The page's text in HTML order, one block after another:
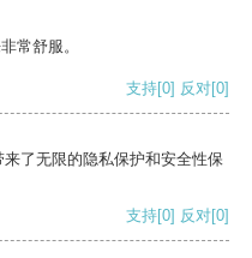
常舒服。
支持[0] 反对[0]
了无限的隐私保护和安全性保
支持[0] 反对[0]